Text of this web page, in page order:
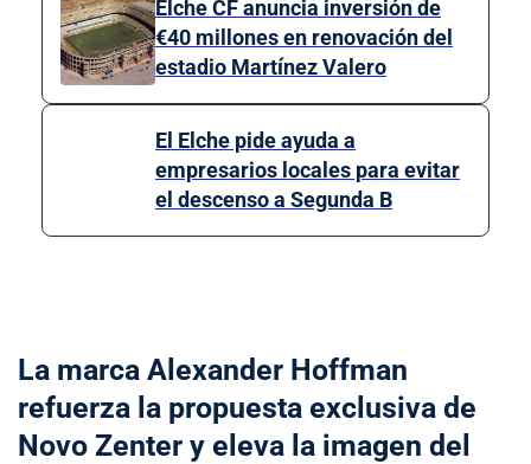
Elche CF anuncia inversión de
€40 millones en renovación del
estadio Martínez Valero
El Elche pide ayuda a
empresarios locales para evitar
el descenso a Segunda B
La marca Alexander Hoffman
refuerza la propuesta exclusiva de
Novo Zenter y eleva la imagen del